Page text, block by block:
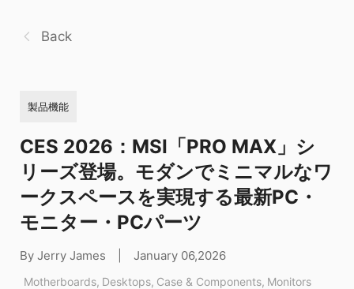
Back
製品機能
CES 2026：MSI「PRO MAX」シ
リーズ登場。モダンでミニマルなワ
ークスペースを実現する最新PC・
モニター・PCパーツ
By Jerry James January 06,2026
Motherboards, Desktops, Case & Components, Monitors